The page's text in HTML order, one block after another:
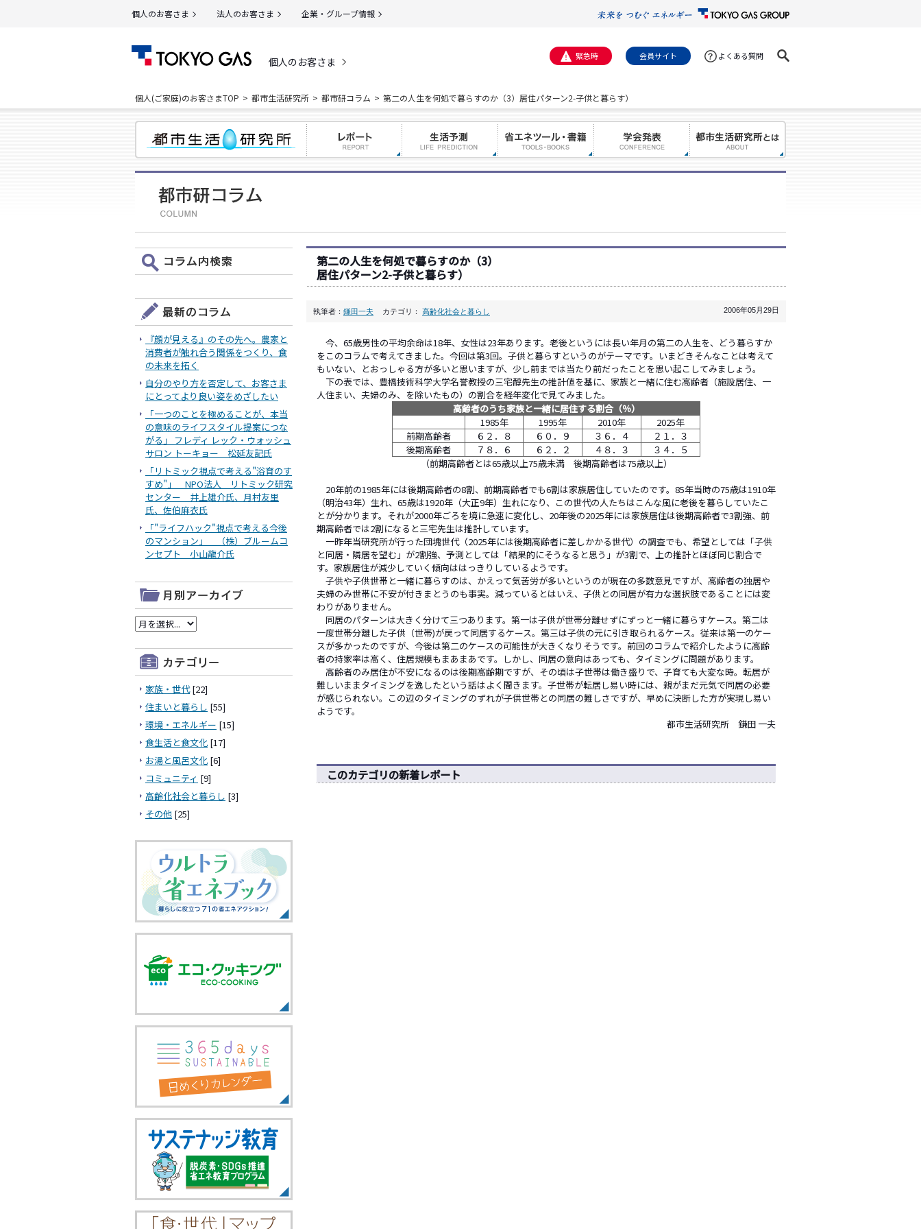
個人のお客さま 法人のお客さま 企業・グループ情報
個人のお客さま 緊急時 会員サイト よくある質問
個人(ご家庭)のお客さまTOP 都市生活研究所 都市研コラム 第二の人生を何処で暮らすのか（3）居住パターン2-子供と暮らす）
第二の人生を何処で暮らすのか（3）
居住パターン2-子供と暮らす）
執筆者： 鎌田一夫 カテゴリ： 高齢化社会と暮らし 2006年05月29日
今、65歳男性の平均余命は18年、女性は23年あります。老後というには長い年月の第二の人生を、どう暮らすか
をこのコラムで考えてきました。今回は第3回。子供と暮らすというのがテーマです。いまどきそんなことは考えて
もいない、とおっしゃる方が多いと思いますが、少し前までは当たり前だったことを思い起こしてみましょう。
下の表では、豊橋技術科学大学名誉教授の三宅醇先生の推計値を基に、家族と一緒に住む高齢者（施設居住、一
人住まい、夫婦のみ、を除いたもの）の割合を経年変化で見てみました。
高齢者のうち家族と一緒に居住する割合（％）
1985年
1995年 2010年
2025年
前期高齢者
６２．８ ６０．９ ３６．４
２１．３
後期高齢者
７８．６ ６２．２ ４８．３
３４．５
（前期高齢者とは65歳以上75歳未満 後期高齢者は75歳以上）
20年前の1985年には後期高齢者の8割、前期高齢者でも6割は家族居住していたのです。85年当時の75歳は1910年
（明治43年）生れ、65歳は1920年（大正9年）生れになり、この世代の人たちはこんな風に老後を暮らしていたこ
とが分かります。それが2000年ごろを境に急速に変化し、20年後の2025年には家族居住は後期高齢者で3割強、前
期高齢者では2割になると三宅先生は推計しています。
一昨年当研究所が行った団塊世代（2025年には後期高齢者に差しかかる世代）の調査でも、希望としては「子供
と同居・隣居を望む」が2割強、予測としては「結果的にそうなると思う」が3割で、上の推計とほぼ同じ割合で
す。家族居住が減少していく傾向ははっきりしているようです。
子供や子供世帯と一緒に暮らすのは、かえって気苦労が多いというのが現在の多数意見ですが、高齢者の独居や
夫婦のみ世帯に不安が付きまとうのも事実。減っているとはいえ、子供との同居が有力な選択肢であることには変
わりがありません。
同居のパターンは大きく分けて三つあります。第一は子供が世帯分離せずにずっと一緒に暮らすケース。第二は
一度世帯分離した子供（世帯)が戻って同居するケース。第三は子供の元に引き取られるケース。従来は第一のケー
スが多かったのですが、今後は第二のケースの可能性が大きくなりそうです。前回のコラムで紹介したように高齢
者の持家率は高く、住居規模もまあまあです。しかし、同居の意向はあっても、タイミングに問題があります。
高齢者のみ居住が不安になるのは後期高齢期ですが、その頃は子世帯は働き盛りで、子育ても大変な時。転居が
難しいままタイミングを逸したという話はよく聞きます。子世帯が転居し易い時には、親がまだ元気で同居の必要
が感じられない。この辺のタイミングのずれが子供世帯との同居の難しさですが、早めに決断した方が実現し易い
ようです。
都市生活研究所 鎌田 一夫
このカテゴリの新着レポート
『顔が見える』のその先へ。農家と
消費者が触れ合う関係をつくり、食
の未来を拓く
自分のやり方を否定して、お客さま
にとってより良い姿をめざしたい
「一つのことを極めることが、本当
の意味のライフスタイル提案につな
がる」 フレディ レック・ウォッシュ
サロン トーキョー 松延友記氏
「リトミック視点で考える"浴育のす
すめ"」 NPO法人 リトミック研究
センター 井上雄介氏、月村友里
氏、佐伯麻衣氏
「"ライフハック"視点で考える今後
のマンション」 （株）ブルームコ
ンセプト 小山龍介氏
家族・世代[22]
住まいと暮らし [55]
環境・エネルギー [15]
食生活と食文化 [17]
お湯と風呂文化 [6]
コミュニティ [9]
高齢化社会と暮らし [3]
その他 [25]